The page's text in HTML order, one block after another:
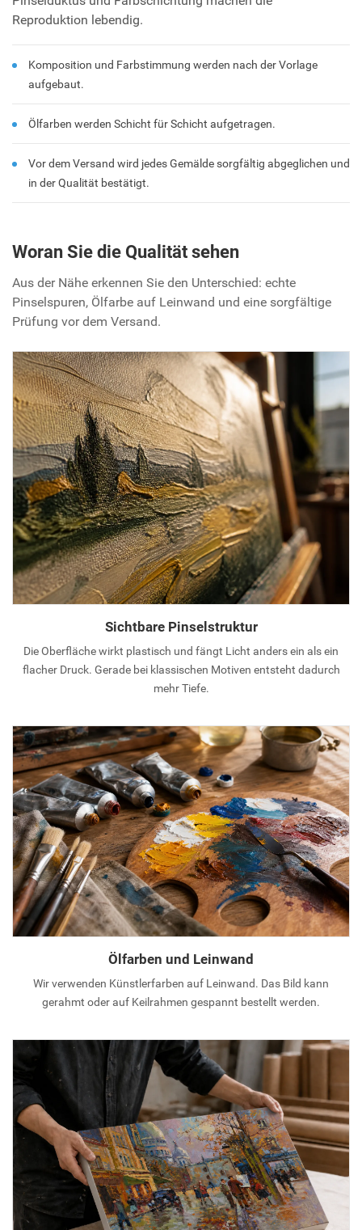
Reproduktion lebendig.
Komposition und Farbstimmung werden nach der Vorlage
aufgebaut.
Ölfarben werden Schicht für Schicht aufgetragen.
Vor dem Versand wird jedes Gemälde sorgfältig abgeglichen und
in der Qualität bestätigt.
Woran Sie die Qualität sehen
Aus der Nähe erkennen Sie den Unterschied: echte
Pinselspuren, Ölfarbe auf Leinwand und eine sorgfältige
Prüfung vor dem Versand.
Sichtbare Pinselstruktur
Die Oberfläche wirkt plastisch und fängt Licht anders ein als ein
flacher Druck. Gerade bei klassischen Motiven entsteht dadurch
mehr Tiefe.
Ölfarben und Leinwand
Wir verwenden Künstlerfarben auf Leinwand. Das Bild kann
gerahmt oder auf Keilrahmen gespannt bestellt werden.